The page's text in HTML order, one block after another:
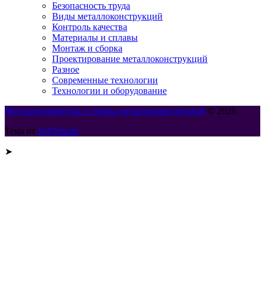
Безопасность труда
Виды металлоконструкций
Контроль качества
Материалы и сплавы
Монтаж и сборка
Проектирование металлоконструкций
Разное
Современные технологии
Технологии и оборудование
Металлообработка и сборка металлоконструкций © 2026
Тема от WP Puzzle
➤